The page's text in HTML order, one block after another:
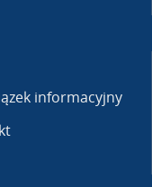
informacyjny